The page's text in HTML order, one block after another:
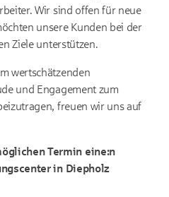
Wir sind offen für neue
unsere Kunden bei der
Ziele unterstützen.
wertschätzenden
und Engagement zum
freuen wir uns auf
Termin eine:n
in Diepholz